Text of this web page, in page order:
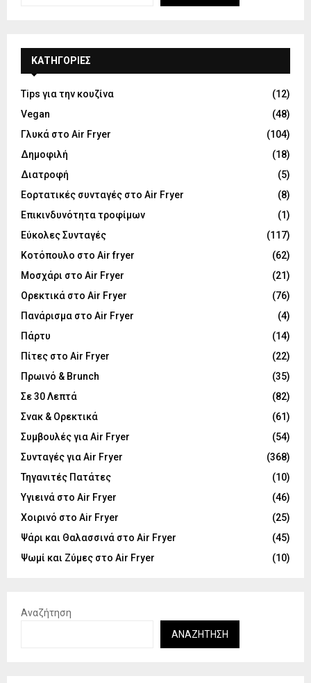
KΑΤΗΓΟΡΊΕΣ
Tips για την κουζίνα
(12)
Vegan
(48)
Γλυκά στο Air Fryer
(104)
Δημοφιλή
(18)
Διατροφή
(5)
Εορτατικές συνταγές στο Air Fryer
(8)
Επικινδυνότητα τροφίμων
(1)
Εύκολες Συνταγές
(117)
Κοτόπουλο στο Air fryer
(62)
Μοσχάρι στο Air Fryer
(21)
Ορεκτικά στο Air Fryer
(76)
Πανάρισμα στο Air Fryer
(4)
Πάρτυ
(14)
Πίτες στο Air Fryer
(22)
Πρωινό & Brunch
(35)
Σε 30 Λεπτά
(82)
Σνακ & Ορεκτικά
(61)
Συμβουλές για Air Fryer
(54)
Συνταγές για Air Fryer
(368)
Τηγανιτές Πατάτες
(10)
Υγιεινά στο Air Fryer
(46)
Χοιρινό στο Air Fryer
(25)
Ψάρι και Θαλασσινά στο Air Fryer
(45)
Ψωμί και Ζύμες στο Air Fryer
(10)
Αναζήτηση
ΑΝΑΖΉΤΗΣΗ